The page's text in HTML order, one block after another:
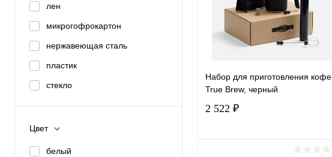
лен
микрогофрокартон
нержавеющая сталь
пластик
стекло
Цвет
белый
Набор для приготовления кофе
True Brew, черный
2 522 ₽